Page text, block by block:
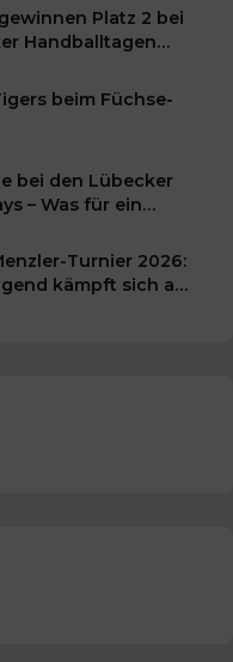
Platz 2 bei
Handballtagen
beim Füchse-
– Was für ein
für unsere kleinen
Turnier 2026:
kämpft sich auf